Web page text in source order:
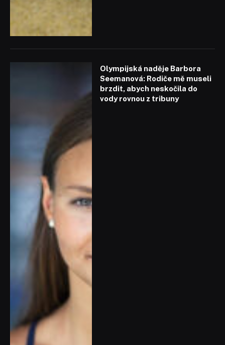
Olympijská naděje Barbora
Seemanová: Rodiče mě museli
brzdit, abych neskočila do
vody rovnou z tribuny